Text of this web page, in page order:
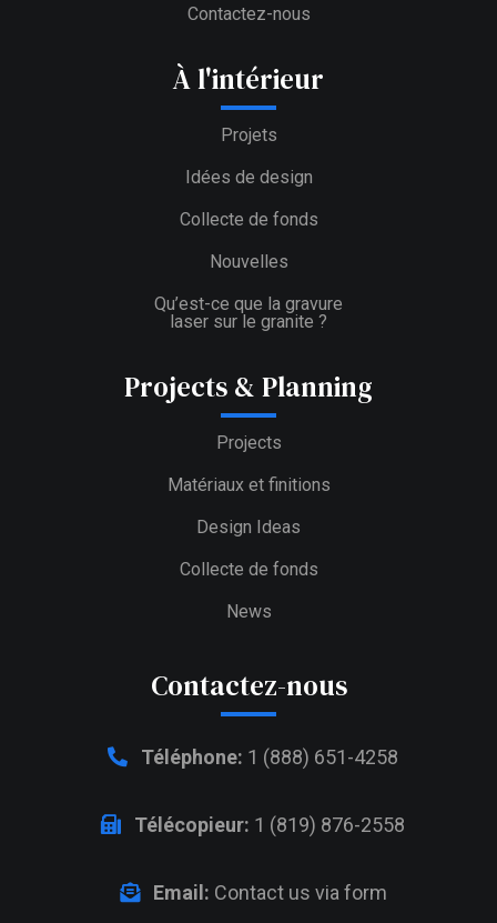
Contactez-nous
À l'intérieur
Projets
Idées de design
Collecte de fonds
Nouvelles
Qu’est-ce que la gravure
laser sur le granite ?
Projects & Planning
Projects
Matériaux et finitions
Design Ideas
Collecte de fonds
News
Contactez-nous
Téléphone: 1 (888) 651-4258
Télécopieur: 1 (819) 876-2558
Email: Contact us via form